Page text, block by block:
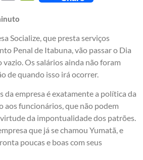
Socialize, que presta serviços
Penal de Itabuna, vão passar o Dia
vazio. Os salários ainda não foram
de quando isso irá ocorrer.
da empresa é exatamente a política da
aos funcionários, que não podem
da impontualidade dos patrões.
que já se chamou Yumatã, e
poucas e boas com seus